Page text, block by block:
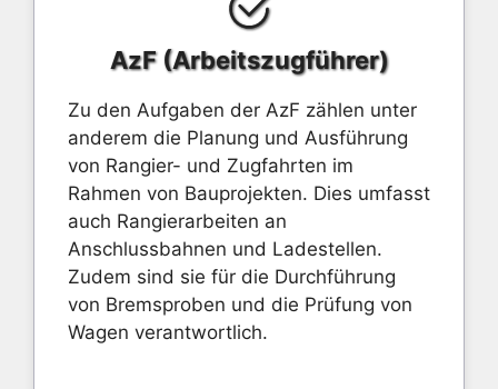
AzF (Arbeitszugführer)
Zu den Aufgaben der AzF zählen unter
anderem die Planung und Ausführung
von Rangier- und Zugfahrten im
Rahmen von Bauprojekten. Dies umfasst
auch Rangierarbeiten an
Anschlussbahnen und Ladestellen.
Zudem sind sie für die Durchführung
von Bremsproben und die Prüfung von
Wagen verantwortlich.